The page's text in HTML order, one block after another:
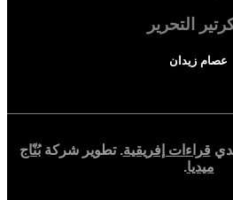
التحرير
عصام زيدان
قراءات إفريقية. تطوير شركةبُنّاج
ميديا.